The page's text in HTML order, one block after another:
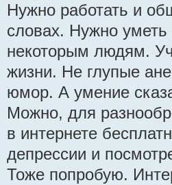
Нужно работать и
словах. Нужно
некоторым людям.
жизни. Не глупые
юмор. А умение
Можно, для
в интернете
депрессии и
Тоже попробую.